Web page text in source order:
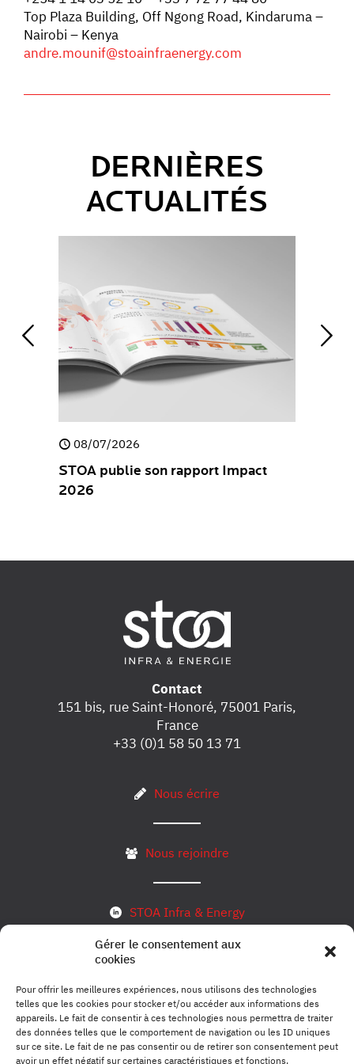
Gérer le consentement aux
cookies
Pour offrir les meilleures expériences, nous utilisons des technologies
telles que les cookies pour stocker et/ou accéder aux informations des
appareils. Le fait de consentir à ces technologies nous permettra de traiter
des données telles que le comportement de navigation ou les ID uniques
sur ce site. Le fait de ne pas consentir ou de retirer son consentement peut
avoir un effet négatif sur certaines caractéristiques et fonctions.
Top Plaza Building, Off Ngong Road, Kindaruma –
Nairobi – Kenya
andre.mounif@stoainfraenergy.com
DERNIÈRES
ACTUALITÉS
08/07/2026
STOA publie son rapport Impact
2026
Contact
151 bis, rue Saint-Honoré, 75001 Paris,
France
+33 (0)1 58 50 13 71
Nous écrire
Nous rejoindre
STOA Infra & Energy
Mentions légales